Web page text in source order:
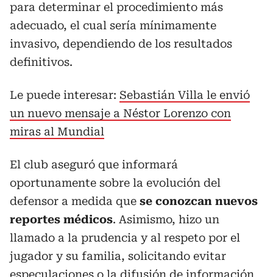
para determinar el procedimiento más
adecuado, el cual sería mínimamente
invasivo, dependiendo de los resultados
definitivos.
Le puede interesar: Sebastián Villa le envió
un nuevo mensaje a Néstor Lorenzo con
miras al Mundial
El club aseguró que informará
oportunamente sobre la evolución del
defensor a medida que se conozcan nuevos
reportes médicos. Asimismo, hizo un
llamado a la prudencia y al respeto por el
jugador y su familia, solicitando evitar
especulaciones o la difusión de información